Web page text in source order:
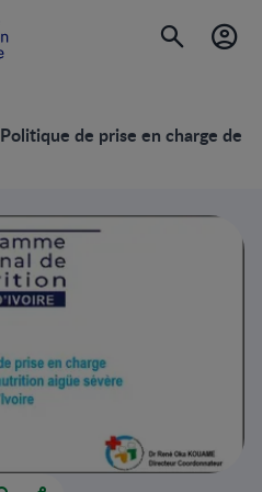
Politique de prise en charge de